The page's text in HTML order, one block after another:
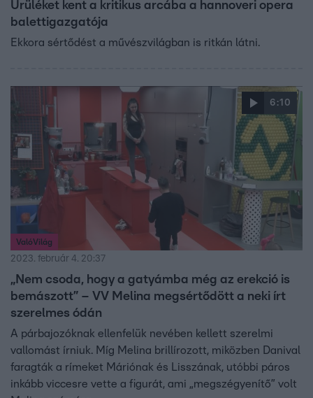
Ürüléket kent a kritikus arcába a hannoveri opera
balettigazgatója
Ekkora sértődést a művészvilágban is ritkán látni.
6:10
ValóVilág
2023. február 4. 20:37
„Nem csoda, hogy a gatyámba még az erekció is
bemászott” – VV Melina megsértődött a neki írt
szerelmes ódán
A párbajozóknak ellenfelük nevében kellett szerelmi
vallomást írniuk. Míg Melina brillírozott, miközben Danival
faragták a rímeket Máriónak és Lisszának, utóbbi páros
inkább viccesre vette a figurát, ami „megszégyenítő” volt